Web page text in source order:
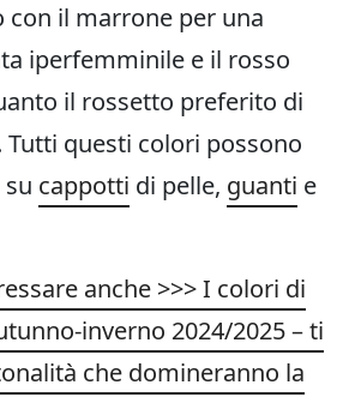
con il marrone per una
iperfemminile e il rosso
il rossetto preferito di
questi colori possono
cappotti di pelle, guanti e
anche >>> I colori di
inverno 2024/2025 – ti
che domineranno la